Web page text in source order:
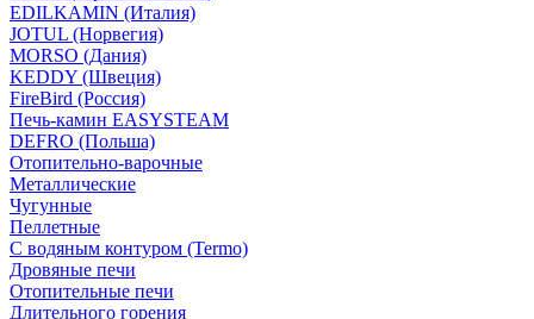
EDILKAMIN (Италия)
JOTUL (Норвегия)
MORSO (Дания)
KEDDY (Швеция)
FireBird (Россия)
Печь-камин EASYSTEAM
DEFRO (Польша)
Отопительно-варочные
Металлические
Чугунные
Пеллетные
С водяным контуром (Termo)
Дровяные печи
Отопительные печи
Длительного горения